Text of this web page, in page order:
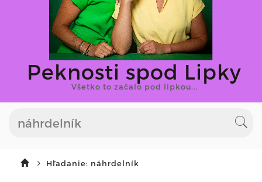
Peknosti spod Lipky
Všetko to začalo pod lipkou...
Hľadanie: náhrdelník